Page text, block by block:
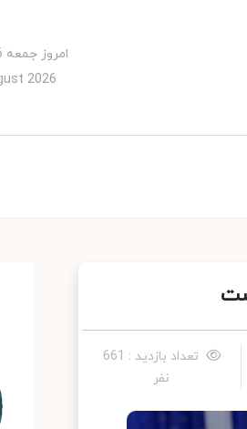
امروز جمعه 16 مرداد 1405
2026
تعداد بازدید : 661
نفر